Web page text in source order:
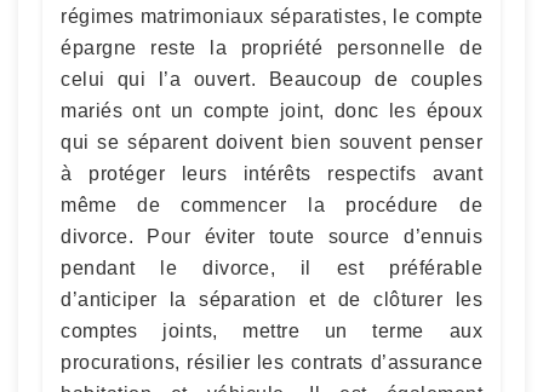
régimes matrimoniaux séparatistes, le compte
épargne reste la propriété personnelle de
celui qui l’a ouvert. Beaucoup de couples
mariés ont un compte joint, donc les époux
qui se séparent doivent bien souvent penser
à protéger leurs intérêts respectifs avant
même de commencer la procédure de
divorce. Pour éviter toute source d’ennuis
pendant le divorce, il est préférable
d’anticiper la séparation et de clôturer les
comptes joints, mettre un terme aux
procurations, résilier les contrats d’assurance